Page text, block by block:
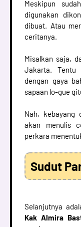
Meskipun
digunakan
dibuat. Atau
ceritanya.
Misalkan saja,
Jakarta. Tentu
dengan gaya
sapaan lo-gue
Nah, kebayang
akan menulis
perkara
Sudut
Selanjutnya
Kak Almira